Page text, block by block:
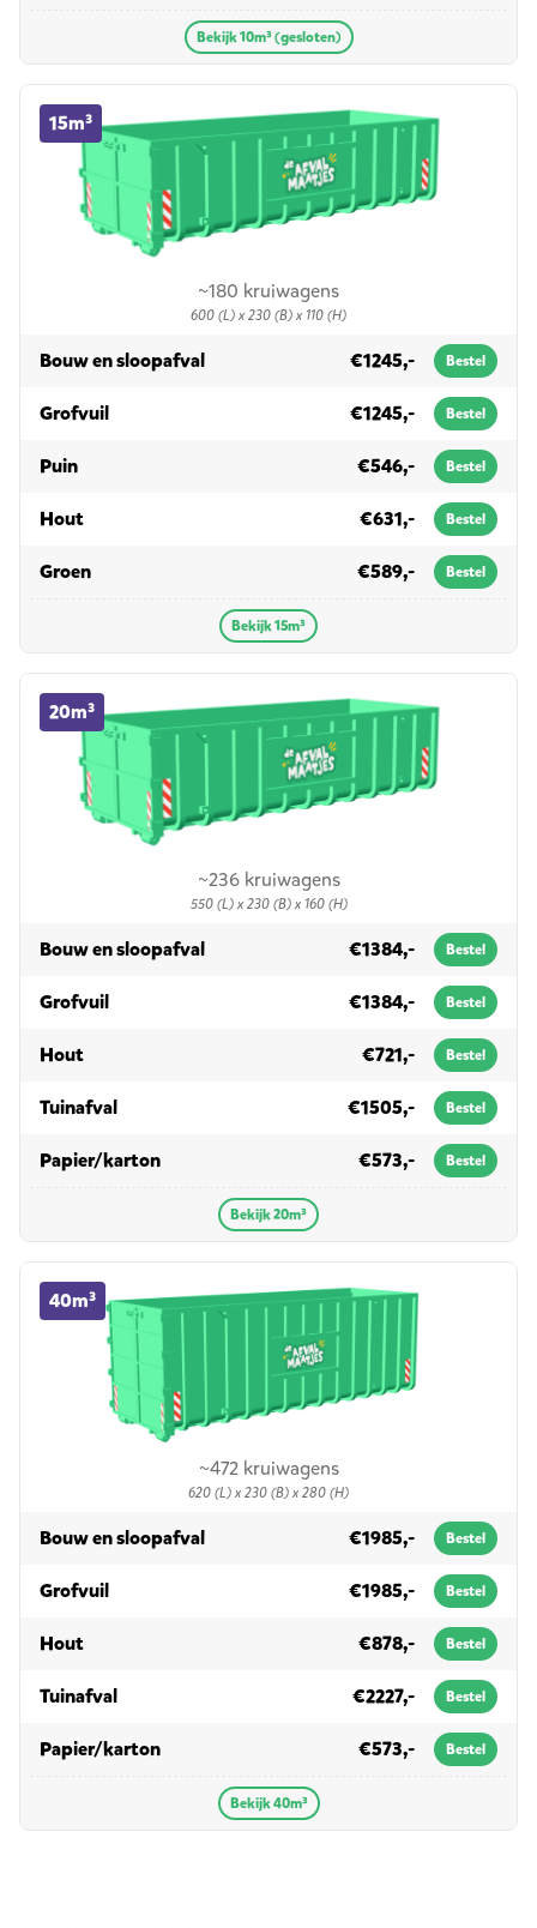
Bekijk 10m³ (gesloten)
~180 kruiwagens
600 (L) x 230 (B) x 110 (H)
15m³
15m³ container huren
Bouw en sloopafvalin 15m³ €1245,- Bestel
Grofvuilin 15m³ €1245,- Bestel
Puinin 15m³ €546,- Bestel
Houtin 15m³ €631,- Bestel
Groenin 15m³ €589,- Bestel
Bekijk 15m³
~236 kruiwagens
550 (L) x 230 (B) x 160 (H)
20m³
20m³ container huren
Bouw en sloopafvalin 20m³ €1384,- Bestel
Grofvuilin 20m³ €1384,- Bestel
Houtin 20m³ €721,- Bestel
Tuinafvalin 20m³ €1505,- Bestel
Papier/kartonin 20m³ €573,- Bestel
Bekijk 20m³
~472 kruiwagens
620 (L) x 230 (B) x 280 (H)
40m³
40m³ container huren
Bouw en sloopafvalin 40m³ €1985,- Bestel
Grofvuilin 40m³ €1985,- Bestel
Houtin 40m³ €878,- Bestel
Tuinafvalin 40m³ €2227,- Bestel
Papier/kartonin 40m³ €573,- Bestel
Bekijk 40m³